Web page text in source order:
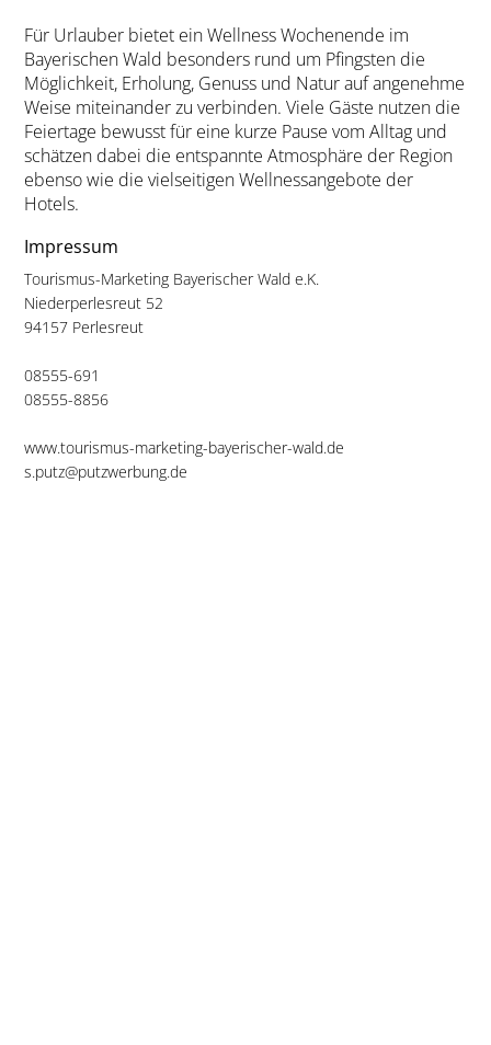
Für Urlauber bietet ein Wellness Wochenende im
Bayerischen Wald besonders rund um Pfingsten die
Möglichkeit, Erholung, Genuss und Natur auf angenehme
Weise miteinander zu verbinden. Viele Gäste nutzen die
Feiertage bewusst für eine kurze Pause vom Alltag und
schätzen dabei die entspannte Atmosphäre der Region
ebenso wie die vielseitigen Wellnessangebote der
Hotels.
Impressum
Tourismus-Marketing Bayerischer Wald e.K.
Niederperlesreut 52
94157 Perlesreut
08555-691
08555-8856
www.tourismus-marketing-bayerischer-wald.de
s.putz@putzwerbung.de